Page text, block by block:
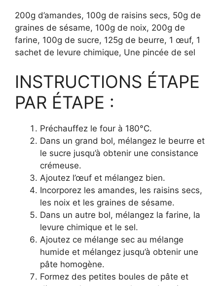
200g d’amandes, 100g de raisins secs, 50g de
graines de sésame, 100g de noix, 200g de
farine, 100g de sucre, 125g de beurre, 1 œuf, 1
sachet de levure chimique, Une pincée de sel
INSTRUCTIONS ÉTAPE
PAR ÉTAPE :
Préchauffez le four à 180°C.
Dans un grand bol, mélangez le beurre et
le sucre jusqu’à obtenir une consistance
crémeuse.
Ajoutez l’œuf et mélangez bien.
Incorporez les amandes, les raisins secs,
les noix et les graines de sésame.
Dans un autre bol, mélangez la farine, la
levure chimique et le sel.
Ajoutez ce mélange sec au mélange
humide et mélangez jusqu’à obtenir une
pâte homogène.
Formez des petites boules de pâte et